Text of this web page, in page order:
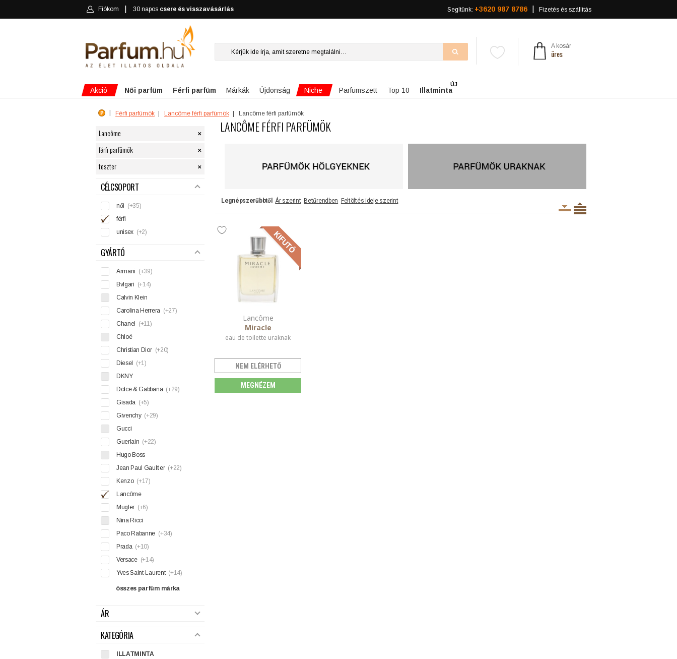
Fiókom 30 napos csere és visszavásárlás Segítünk: +3620 987 8786 Fizetés és szállítás
A kosár
üres
Akció Női parfüm Férfi parfüm Márkák Újdonság Niche Parfümszett Top 10 Illatminta
ÚJ
Férfi parfümök Lancôme férfi parfümök Lancôme férfi parfümök
Lancôme ×
férfi parfümök ×
teszter ×
SZŰRÉS
CÉLCSOPORT
női (+35)
férfi
unisex (+2)
GYÁRTÓ
Armani (+39)
Bvlgari (+14)
Calvin Klein
Carolina Herrera (+27)
Chanel
(+11)
Chloé
Christian Dior (+20)
Diesel
(+1)
DKNY
Dolce & Gabbana (+29)
Gisada (+5)
Givenchy (+29)
Gucci
Guerlain (+22)
Hugo Boss
Jean Paul Gaultier (+22)
Kenzo (+17)
Lancôme
Mugler (+6)
Nina Ricci
Paco Rabanne (+34)
Prada (+10)
Versace (+14)
Yves Saint-Laurent (+14)
összes parfüm márka
ÁR
KATEGÓRIA
ILLATMINTA
LANCÔME FÉRFI PARFÜMÖK
Legnépszerűbbtől Ár szerint Betűrendben Feltöltés ideje szerint
Lancôme
Miracle
eau de toilette uraknak
NEM ELÉRHETŐ
MEGNÉZEM